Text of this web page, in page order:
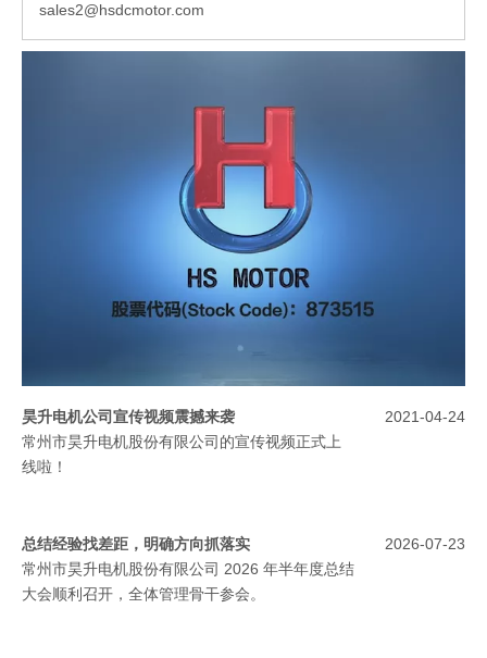
sales2@hsdcmotor.com
昊升电机公司宣传视频震撼来袭
常州市昊升电机股份有限公司的宣传视频正式上
线啦！
2021-04-24